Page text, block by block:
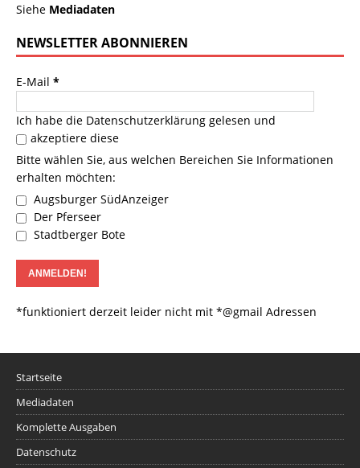
Siehe Mediadaten
NEWSLETTER ABONNIEREN
E-Mail *
Ich habe die Datenschutzerklärung gelesen und
akzeptiere diese
Bitte wählen Sie, aus welchen Bereichen Sie Informationen
erhalten möchten:
Augsburger SüdAnzeiger
Der Pferseer
Stadtberger Bote
*funktioniert derzeit leider nicht mit *@gmail Adressen
Startseite
Mediadaten
Komplette Ausgaben
Datenschutz